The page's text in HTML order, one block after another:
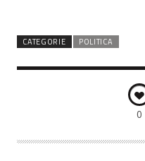
CATEGORIE POLITICA
0